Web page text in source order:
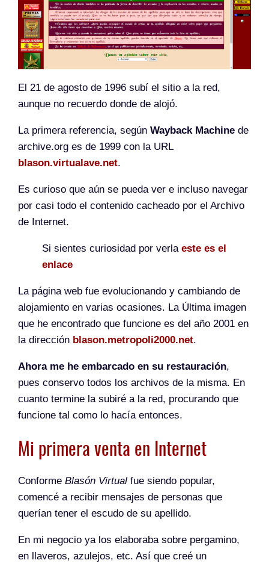
El 21 de agosto de 1996 subí el sitio a la red,
aunque no recuerdo donde de alojó.
La primera referencia, según Wayback Machine de
archive.org es de 1999 con la URL
blason.virtualave.net.
Es curioso que aún se pueda ver e incluso navegar
por casi todo el contenido cacheado por el Archivo
de Internet.
Si sientes curiosidad por verla este es el
enlace
La página web fue evolucionando y cambiando de
alojamiento en varias ocasiones. La Última imagen
que he encontrado que funcione es del año 2001 en
la dirección blason.metropoli2000.net.
Ahora me he embarcado en su restauración,
pues conservo todos los archivos de la misma. En
cuanto termine la subiré a la red, procurando que
funcione tal como lo hacía entonces.
Mi primera venta en Internet
Conforme Blasón Virtual fue siendo popular,
comencé a recibir mensajes de personas que
querían tener el escudo de su apellido.
En mi negocio ya los elaboraba sobre pergamino,
en llaveros, azulejos, etc. Así que creé un